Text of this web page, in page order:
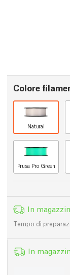
Colore
Natural
Prusa Pro Green
In
Tempo di
In